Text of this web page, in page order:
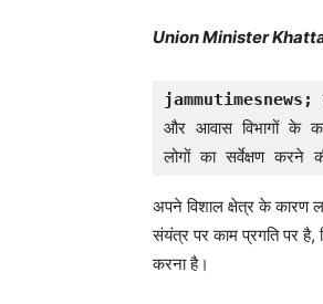
Union Minister
jammutimesnews;
और आवास विभागों के
लोगों का सर्वेक्षण करने
अपने विशाल क्षेत्र के कारण
संयंत्र पर काम प्रगति पर है,
करना है।